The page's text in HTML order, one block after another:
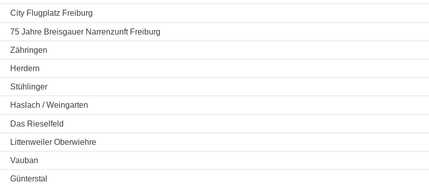
City Flugplatz Freiburg
75 Jahre Breisgauer Narrenzunft Freiburg
Zähringen
Herdern
Stühlinger
Haslach / Weingarten
Das Rieselfeld
Littenweiler Oberwiehre
Vauban
Günterstal